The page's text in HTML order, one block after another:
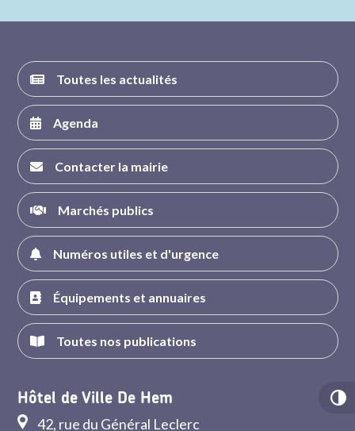
Toutes les actualités
Agenda
Contacter la mairie
Marchés publics
Numéros utiles et d'urgence
Équipements et annuaires
Toutes nos publications
Hôtel de Ville De Hem
42, rue du Général Leclerc